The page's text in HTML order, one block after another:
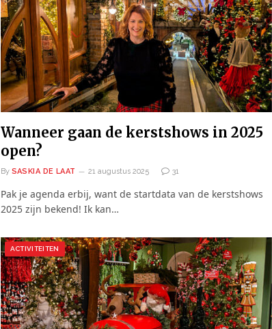
Wanneer gaan de kerstshows in 2025
open?
By SASKIA DE LAAT 21 augustus 2025 31
Pak je agenda erbij, want de startdata van de kerstshows
2025 zijn bekend! Ik kan…
ACTIVITEITEN